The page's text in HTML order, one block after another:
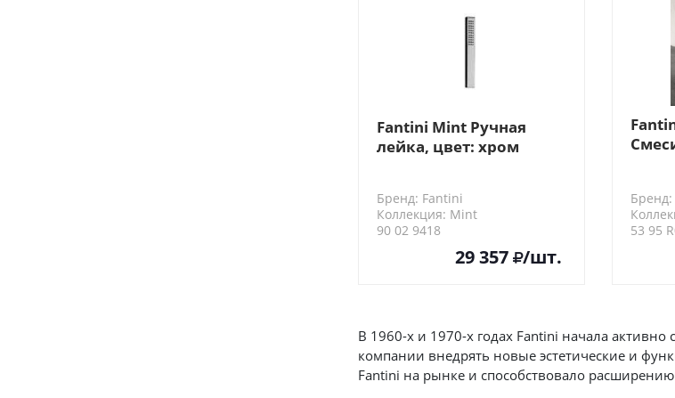
Fantini Mint Ручная
лейка, цвет: хром
Бренд: Fantini
Коллекция: Mint
90 02 9418
29 357 /шт.
53 95
В 1960-х и 1970-х годах Fantini начала
компании внедрять новые эстетические и
Fantini на рынке и способствовало